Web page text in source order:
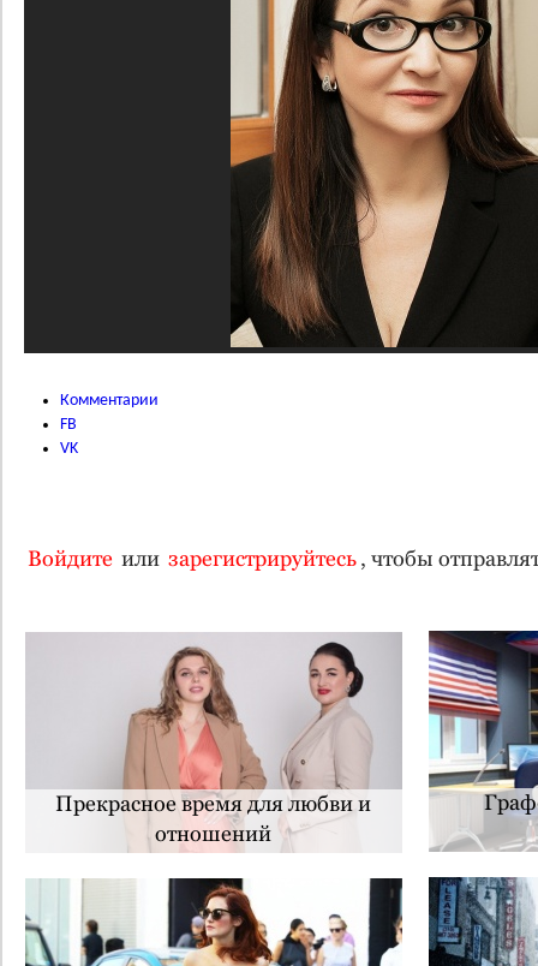
Комментарии
FB
VK
Войдите или зарегистрируйтесь, чтобы
Прекрасное время для любви и
отношений